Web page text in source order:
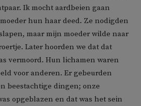
Ik mocht aardbeien gaan
hun haar deed. Ze nodigden
maar mijn moeder wilde naar
Later hoorden we dat dat
vermoord. Hun lichamen waren
voor anderen. Er gebeurden
beestachtige dingen; onze
opgeblazen en dat was het sein